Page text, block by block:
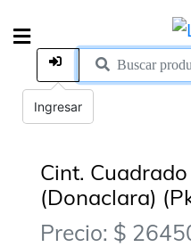
Cint.
(Donaclara)
Precio: $
Ingresar